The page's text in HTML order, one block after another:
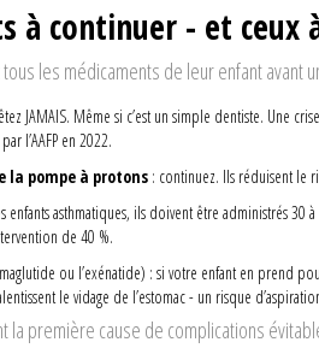
à continuer - et ceux
les médicaments de leur enfant avant
JAMAIS. Même si c’est un simple dentiste. Une
l’AAFP en 2022.
pompe à protons : continuez. Ils réduisent le
enfants asthmatiques, ils doivent être administrés 30
de 40 %.
ou l’exénatide) : si votre enfant en prend
le vidage de l’estomac - un risque
la première cause de complications